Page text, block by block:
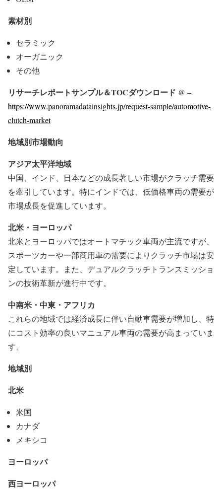
素材別
セラミック
オーガニック
その他
リサーチレポートサンプル＆TOCダウンロード @ –
https://www.panoramadatainsights.jp/request-sample/automotive-
clutch-market
地域別市場動向
アジア太平洋地域
中国、インド、日本などの成長著しい市場がクラッチ需要
を牽引しています。特にインドでは、低価格車両の需要が
市場成長を促進しています。
北米・ヨーロッパ
北米とヨーロッパではオートマチック車両が主流ですが、
スポーツカーや一部商用車の需要によりクラッチ市場は安
定しています。また、デュアルクラッチトランスミッショ
ンの技術革新が進行中です。
中南米・中東・アフリカ
これらの地域では経済成長に伴い自動車需要が増加し、特
にコスト効率の良いマニュアル車両の需要が高まっていま
す。
地域別
北米
米国
カナダ
メキシコ
ヨーロッパ
西ヨーロッパ